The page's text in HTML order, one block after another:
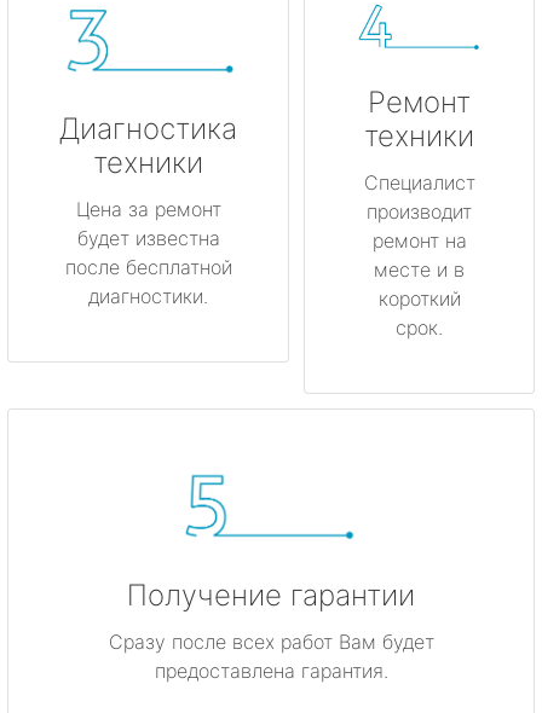
Диагностика
техники
Цена за ремонт
будет известна
после бесплатной
диагностики.
Ремонт
техники
Специалист
производит
ремонт на
месте и в
короткий
срок.
Получение гарантии
Сразу после всех работ Вам будет
предоставлена гарантия.